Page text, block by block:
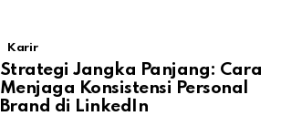
Karir
Strategi Jangka Panjang: Cara
Menjaga Konsistensi Personal
Brand di LinkedIn